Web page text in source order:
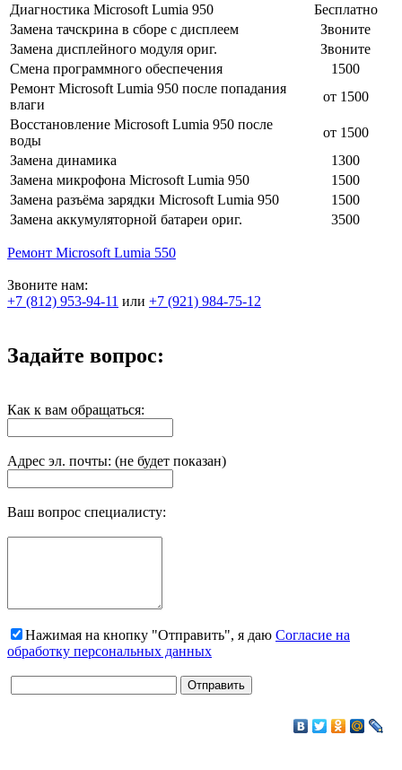
Диагностика Microsoft Lumia 950
Бесплатно
Замена тачскрина в сборе с дисплеем
Звоните
Замена дисплейного модуля ориг.
Звоните
Смена программного обеспечения
1500
Ремонт Microsoft Lumia 950 после попадания
влаги
от 1500
Восстановление Microsoft Lumia 950 после
воды
от 1500
Замена динамика
1300
Замена микрофона Microsoft Lumia 950
1500
Замена разъёма зарядки Microsoft Lumia 950
1500
Замена аккумуляторной батареи ориг.
3500
Ремонт Microsoft Lumia 550
Звоните нам:
+7 (812) 953-94-11 или +7 (921) 984-75-12
Задайте вопрос:
Как к вам обращаться:
Адрес эл. почты: (не будет показан)
Ваш вопрос специалисту:
Нажимая на кнопку "Отправить", я даю Согласие на
обработку персональных данных